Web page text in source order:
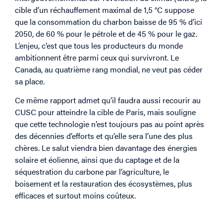
cible d’un réchauffement maximal de 1,5 °C suppose
que la consommation du charbon baisse de 95 % d’ici
2050, de 60 % pour le pétrole et de 45 % pour le gaz.
L’enjeu, c’est que tous les producteurs du monde
ambitionnent être parmi ceux qui survivront. Le
Canada, au quatrième rang mondial, ne veut pas céder
sa place.
Ce même rapport admet qu’il faudra aussi recourir au
CUSC pour atteindre la cible de Paris, mais souligne
que cette technologie n’est toujours pas au point après
des décennies d’efforts et qu’elle sera l’une des plus
chères. Le salut viendra bien davantage des énergies
solaire et éolienne, ainsi que du captage et de la
séquestration du carbone par l’agriculture, le
boisement et la restauration des écosystèmes, plus
efficaces et surtout moins coûteux.